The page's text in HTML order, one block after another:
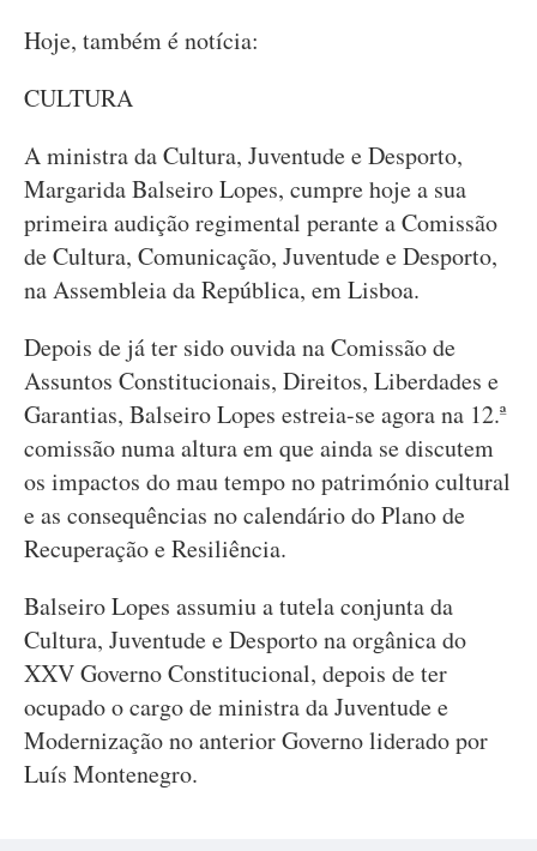
Hoje, também é notícia:
CULTURA
A ministra da Cultura, Juventude e Desporto,
Margarida Balseiro Lopes, cumpre hoje a sua
primeira audição regimental perante a Comissão
de Cultura, Comunicação, Juventude e Desporto,
na Assembleia da República, em Lisboa.
Depois de já ter sido ouvida na Comissão de
Assuntos Constitucionais, Direitos, Liberdades e
Garantias, Balseiro Lopes estreia-se agora na 12.ª
comissão numa altura em que ainda se discutem
os impactos do mau tempo no património cultural
e as consequências no calendário do Plano de
Recuperação e Resiliência.
Balseiro Lopes assumiu a tutela conjunta da
Cultura, Juventude e Desporto na orgânica do
XXV Governo Constitucional, depois de ter
ocupado o cargo de ministra da Juventude e
Modernização no anterior Governo liderado por
Luís Montenegro.